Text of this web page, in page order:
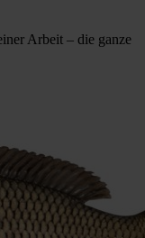
Arbeit – die ganze